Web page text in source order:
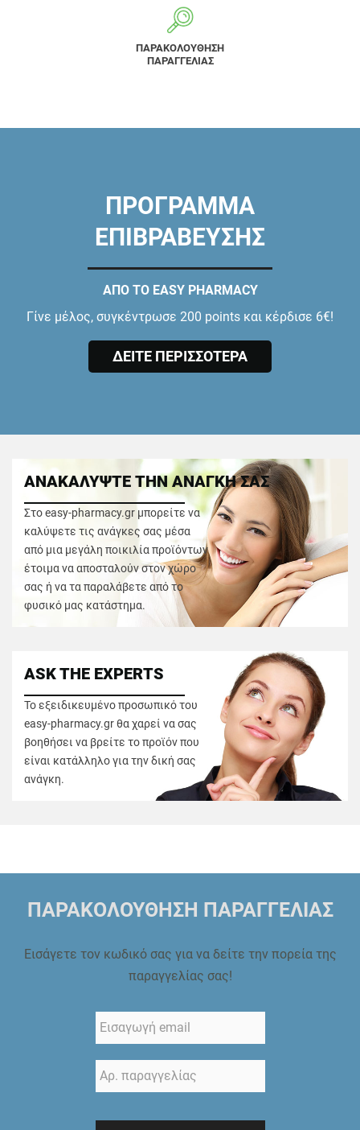
ΠΑΡΑΚΟΛΟΥΘΗΣΗ
ΠΑΡΑΓΓΕΛΙΑΣ
ΠΡΟΓΡΑΜΜΑ
ΕΠΙΒΡΑΒΕΥΣΗΣ
ΑΠΟ ΤΟ EASY PHARMACY
Γίνε μέλος, συγκέντρωσε 200 points και κέρδισε 6€!
ΔΕΙΤΕ ΠΕΡΙΣΣΟΤΕΡΑ
ΑΝΑΚΑΛΥΨΤΕ ΤΗΝ ΑΝΑΓΚΗ ΣΑΣ
Στο easy-pharmacy.gr μπορείτε να
καλύψετε τις ανάγκες σας μέσα
από μια μεγάλη ποικιλία προϊόντων
έτοιμα να αποσταλούν στον χώρο
σας ή να τα παραλάβετε από το
φυσικό μας κατάστημα.
ASK THE EXPERTS
Το εξειδικευμένο προσωπικό του
easy-pharmacy.gr θα χαρεί να σας
βοηθήσει να βρείτε το προϊόν που
είναι κατάλληλο για την δική σας
ανάγκη.
ΠΑΡΑΚΟΛΟΥΘΗΣΗ ΠΑΡΑΓΓΕΛΙΑΣ
Εισάγετε τον κωδικό σας για να δείτε την πορεία της
παραγγελίας σας!